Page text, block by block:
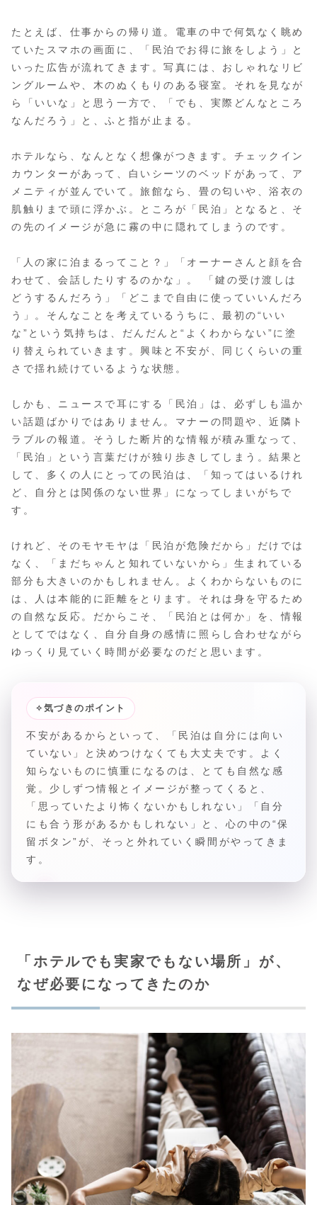
たとえば、仕事からの帰り道。電車の中で何気なく眺め
ていたスマホの画面に、「民泊でお得に旅をしよう」と
いった広告が流れてきます。写真には、おしゃれなリビ
ングルームや、木のぬくもりのある寝室。それを見なが
ら「いいな」と思う一方で、「でも、実際どんなところ
なんだろう」と、ふと指が止まる。
ホテルなら、なんとなく想像がつきます。チェックイン
カウンターがあって、白いシーツのベッドがあって、ア
メニティが並んでいて。旅館なら、畳の匂いや、浴衣の
肌触りまで頭に浮かぶ。ところが「民泊」となると、そ
の先のイメージが急に霧の中に隠れてしまうのです。
「人の家に泊まるってこと？」「オーナーさんと顔を合
わせて、会話したりするのかな」。 「鍵の受け渡しは
どうするんだろう」「どこまで自由に使っていいんだろ
う」。そんなことを考えているうちに、最初の“いい
な”という気持ちは、だんだんと“よくわからない”に塗
り替えられていきます。興味と不安が、同じくらいの重
さで揺れ続けているような状態。
しかも、ニュースで耳にする「民泊」は、必ずしも温か
い話題ばかりではありません。マナーの問題や、近隣ト
ラブルの報道。そうした断片的な情報が積み重なって、
「民泊」という言葉だけが独り歩きしてしまう。結果と
して、多くの人にとっての民泊は、「知ってはいるけれ
ど、自分とは関係のない世界」になってしまいがちで
す。
けれど、そのモヤモヤは「民泊が危険だから」だけでは
なく、「まだちゃんと知れていないから」生まれている
部分も大きいのかもしれません。よくわからないものに
は、人は本能的に距離をとります。それは身を守るため
の自然な反応。だからこそ、「民泊とは何か」を、情報
としてではなく、自分自身の感情に照らし合わせながら
ゆっくり見ていく時間が必要なのだと思います。
✧気づきのポイント
不安があるからといって、「民泊は自分には向い
ていない」と決めつけなくても大丈夫です。よく
知らないものに慎重になるのは、とても自然な感
覚。少しずつ情報とイメージが整ってくると、
「思っていたより怖くないかもしれない」「自分
にも合う形があるかもしれない」と、心の中の“保
留ボタン”が、そっと外れていく瞬間がやってきま
す。
「ホテルでも実家でもない場所」が、
なぜ必要になってきたのか